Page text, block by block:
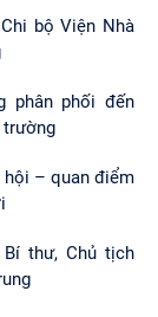
bộ Viện Nhà
phân phối đến
trường
hội – quan điểm
thư, Chủ tịch